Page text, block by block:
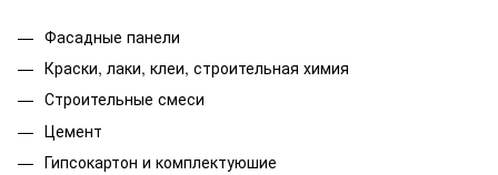
Фасадные панели
Краски, лаки, клеи, строительная химия
Строительные смеси
Цемент
Гипсокартон и комплектуюшие